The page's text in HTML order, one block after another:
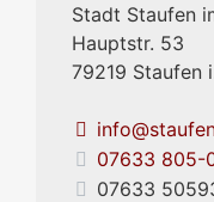
Stadt Staufen
Hauptstr. 53
79219 Staufen
07633 805-
07633